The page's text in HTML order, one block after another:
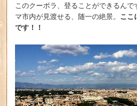
このクーポラ、登ることができるん
マ市内が見渡せる、随一の絶景。 ここ
です！！